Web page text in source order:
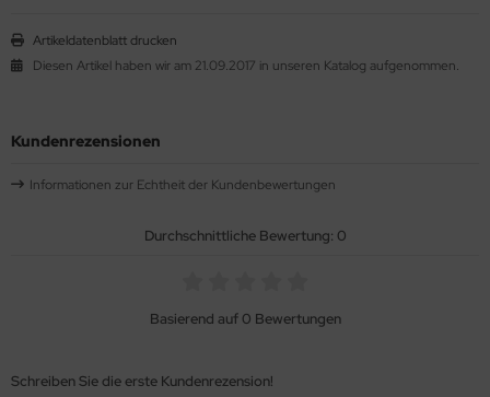
Artikeldatenblatt drucken
Diesen Artikel haben wir am 21.09.2017 in unseren Katalog aufgenommen.
Kundenrezensionen
Informationen zur Echtheit der Kundenbewertungen
Durchschnittliche Bewertung: 0
Basierend auf 0 Bewertungen
Schreiben Sie die erste Kundenrezension!